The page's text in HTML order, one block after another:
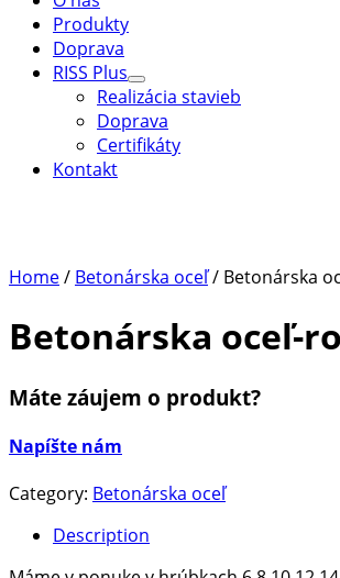
Produkty
Doprava
RISS Plus
Menu
Toggle
Realizácia stavieb
Doprava
Certifikáty
Kontakt
Home/ Betonárska oceľ/ Betonárska
Betonárska oceľ-
Máte záujem o produkt?
Napíšte nám
Category: Betonárska oceľ
Description